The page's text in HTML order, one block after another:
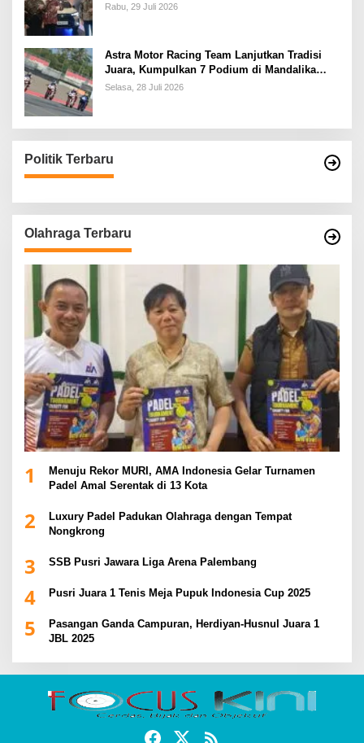
Rabu, 29 Juli 2026
Astra Motor Racing Team Lanjutkan Tradisi
Juara, Kumpulkan 7 Podium di Mandalika
Racing Series Putaran ke 3
Selasa, 28 Juli 2026
Politik Terbaru
Olahraga Terbaru
1
Menuju Rekor MURI, AMA Indonesia Gelar Turnamen
Padel Amal Serentak di 13 Kota
2
Luxury Padel Padukan Olahraga dengan Tempat
Nongkrong
3 SSB Pusri Jawara Liga Arena Palembang
4 Pusri Juara 1 Tenis Meja Pupuk Indonesia Cup 2025
5
Pasangan Ganda Campuran, Herdiyan-Husnul Juara 1
JBL 2025